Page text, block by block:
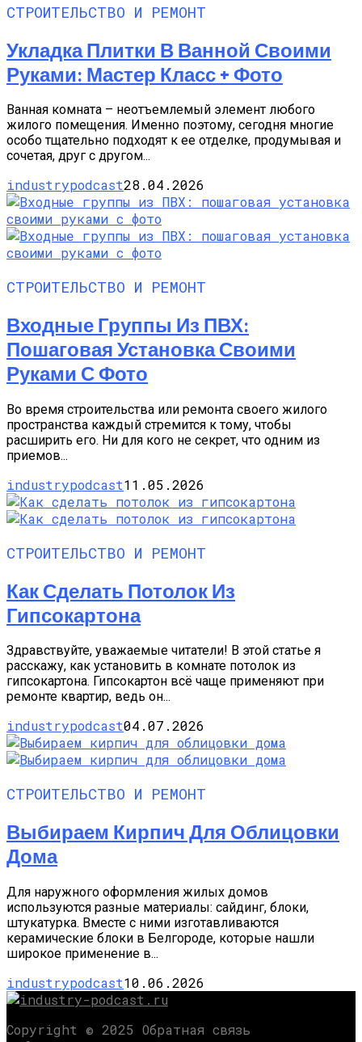
СТРОИТЕЛЬСТВО И РЕМОНТ
Укладка Плитки В Ванной Своими
Руками: Мастер Класс + Фото
Ванная комната – неотъемлемый элемент любого
жилого помещения. Именно поэтому, сегодня многие
особо тщательно подходят к ее отделке, продумывая и
сочетая, друг с другом...
industrypodcast28.04.2026
СТРОИТЕЛЬСТВО И РЕМОНТ
Входные Группы Из ПВХ:
Пошаговая Установка Своими
Руками С Фото
Во время строительства или ремонта своего жилого
пространства каждый стремится к тому, чтобы
расширить его. Ни для кого не секрет, что одним из
приемов...
industrypodcast11.05.2026
СТРОИТЕЛЬСТВО И РЕМОНТ
Как Сделать Потолок Из
Гипсокартона
Здравствуйте, уважаемые читатели! В этой статье я
расскажу, как установить в комнате потолок из
гипсокартона. Гипсокартон всё чаще применяют при
ремонте квартир, ведь он...
industrypodcast04.07.2026
СТРОИТЕЛЬСТВО И РЕМОНТ
Выбираем Кирпич Для Облицовки
Дома
Для наружного оформления жилых домов
используются разные материалы: сайдинг, блоки,
штукатурка. Вместе с ними изготавливаются
керамические блоки в Белгороде, которые нашли
широкое применение в...
industrypodcast10.06.2026
Copyright © 2025 Обратная связь